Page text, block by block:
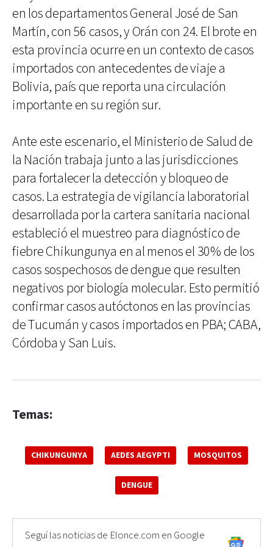
en los departamentos General José de San
Martín, con 56 casos, y Orán con 24. El brote en
esta provincia ocurre en un contexto de casos
importados con antecedentes de viaje a
Bolivia, país que reporta una circulación
importante en su región sur.
Ante este escenario, el Ministerio de Salud de
la Nación trabaja junto a las jurisdicciones
para fortalecer la detección y bloqueo de
casos. La estrategia de vigilancia laboratorial
desarrollada por la cartera sanitaria nacional
estableció el muestreo para diagnóstico de
fiebre Chikungunya en al menos el 30% de los
casos sospechosos de dengue que resulten
negativos por biología molecular. Esto permitió
confirmar casos autóctonos en las provincias
de Tucumán y casos importados en PBA; CABA,
Córdoba y San Luis.
Temas:
CHIKUNGUNYA AEDES AEGYPTI MOSQUITOS
DENGUE
Seguí las noticias de Elonce.com en Google